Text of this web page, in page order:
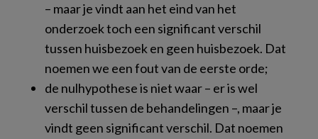
– maar je vindt aan het eind van het
onderzoek toch een significant verschil
tussen huisbezoek en geen huisbezoek. Dat
noemen we een fout van de eerste orde;
de nulhypothese is niet waar – er is wel
verschil tussen de behandelingen –, maar je
vindt geen significant verschil. Dat noemen